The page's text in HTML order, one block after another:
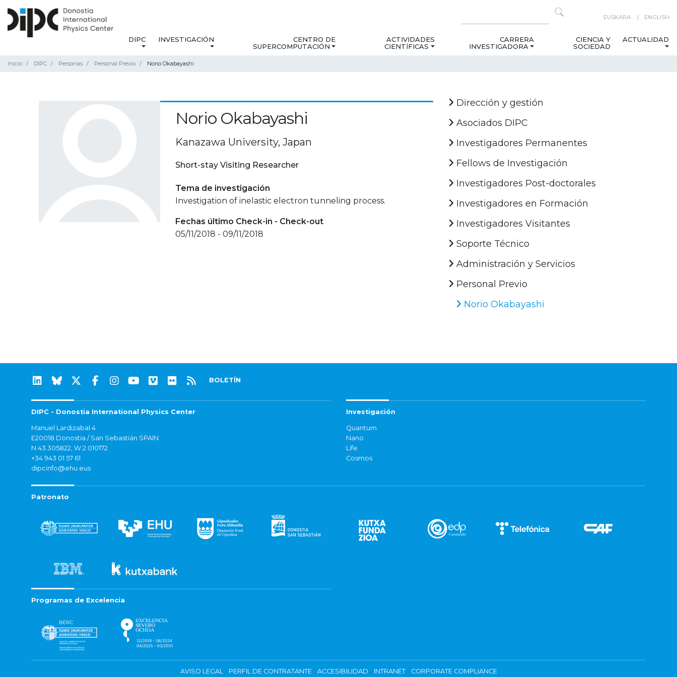
EUSKARA ENGLISH
DIPC INVESTIGACIÓN
CENTRO DE
SUPERCOMPUTACIÓN
ACTIVIDADES
CIENTÍFICAS
CARRERA
INVESTIGADORA
CIENCIA Y
SOCIEDAD
ACTUALIDAD
Inicio DIPC Personas Personal Previo Norio Okabayashi
Norio Okabayashi
Kanazawa University, Japan
Short-stay Visiting Researcher
Tema de investigación
Investigation of inelastic electron tunneling process.
Fechas último Check-in - Check-out
05/11/2018 - 09/11/2018
Dirección y gestión
Asociados DIPC
Investigadores Permanentes
Fellows de Investigación
Investigadores Post-doctorales
Investigadores en Formación
Investigadores Visitantes
Soporte Técnico
Administración y Servicios
Personal Previo
Norio Okabayashi
BOLETÍN
DIPC - Donostia International Physics Center
Manuel Lardizabal 4
E20018 Donostia / San Sebastián SPAIN
N 43.305822, W 2.010172
+34 943 01 57 61
dipcinfo@ehu.eus
Investigación
Quantum
Nano
Life
Cosmos
Patronato
Programas de Excelencia
AVISO LEGAL PERFIL DE CONTRATANTE ACCESIBILIDAD INTRANET CORPORATE COMPLIANCE